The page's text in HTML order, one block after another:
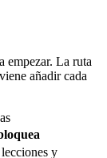
empezar. La ruta
añadir cada
y